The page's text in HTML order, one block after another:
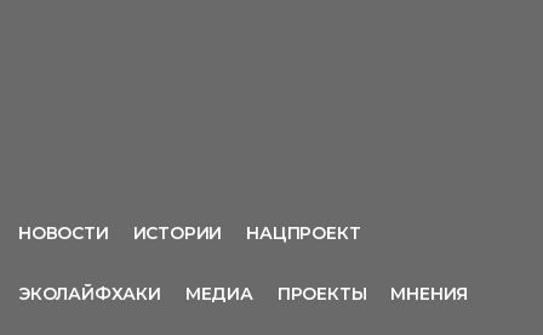
НОВОСТИ ИСТОРИИ НАЦПРОЕКТ
ЭКОЛАЙФХАКИ МЕДИА ПРОЕКТЫ МНЕНИЯ